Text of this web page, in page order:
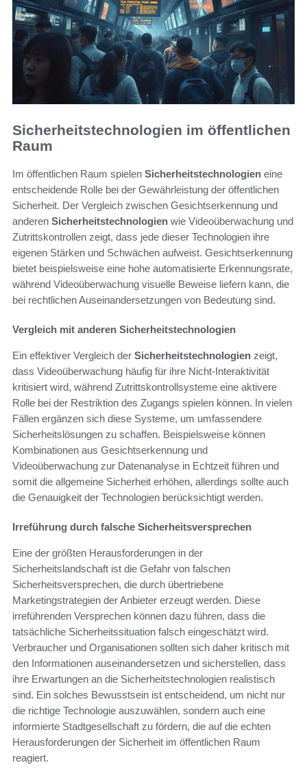
Sicherheitstechnologien im öffentlichen
Raum
Im öffentlichen Raum spielen Sicherheitstechnologien eine
entscheidende Rolle bei der Gewährleistung der öffentlichen
Sicherheit. Der Vergleich zwischen Gesichtserkennung und
anderen Sicherheitstechnologien wie Videoüberwachung und
Zutrittskontrollen zeigt, dass jede dieser Technologien ihre
eigenen Stärken und Schwächen aufweist. Gesichtserkennung
bietet beispielsweise eine hohe automatisierte Erkennungsrate,
während Videoüberwachung visuelle Beweise liefern kann, die
bei rechtlichen Auseinandersetzungen von Bedeutung sind.
Vergleich mit anderen Sicherheitstechnologien
Ein effektiver Vergleich der Sicherheitstechnologien zeigt,
dass Videoüberwachung häufig für ihre Nicht-Interaktivität
kritisiert wird, während Zutrittskontrollsysteme eine aktivere
Rolle bei der Restriktion des Zugangs spielen können. In vielen
Fällen ergänzen sich diese Systeme, um umfassendere
Sicherheitslösungen zu schaffen. Beispielsweise können
Kombinationen aus Gesichtserkennung und
Videoüberwachung zur Datenanalyse in Echtzeit führen und
somit die allgemeine Sicherheit erhöhen, allerdings sollte auch
die Genauigkeit der Technologien berücksichtigt werden.
Irreführung durch falsche Sicherheitsversprechen
Eine der größten Herausforderungen in der
Sicherheitslandschaft ist die Gefahr von falschen
Sicherheitsversprechen, die durch übertriebene
Marketingstrategien der Anbieter erzeugt werden. Diese
irreführenden Versprechen können dazu führen, dass die
tatsächliche Sicherheitssituation falsch eingeschätzt wird.
Verbraucher und Organisationen sollten sich daher kritisch mit
den Informationen auseinandersetzen und sicherstellen, dass
ihre Erwartungen an die Sicherheitstechnologien realistisch
sind. Ein solches Bewusstsein ist entscheidend, um nicht nur
die richtige Technologie auszuwählen, sondern auch eine
informierte Stadtgesellschaft zu fördern, die auf die echten
Herausforderungen der Sicherheit im öffentlichen Raum
reagiert.